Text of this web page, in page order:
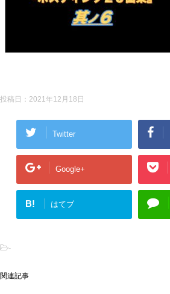
投稿日： 2021年12月18日
Twitter
Google+
B! はてブ
-
関連記事